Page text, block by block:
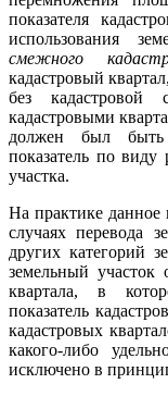
показателя
использования
смежного
кадастровый
без кадастровой
кадастровыми
должен был быть
показатель по виду
участка.
На практике данное
случаях перевода
других категорий
земельный участок
квартала, в
показатель
кадастровых
какого-либо
исключено в